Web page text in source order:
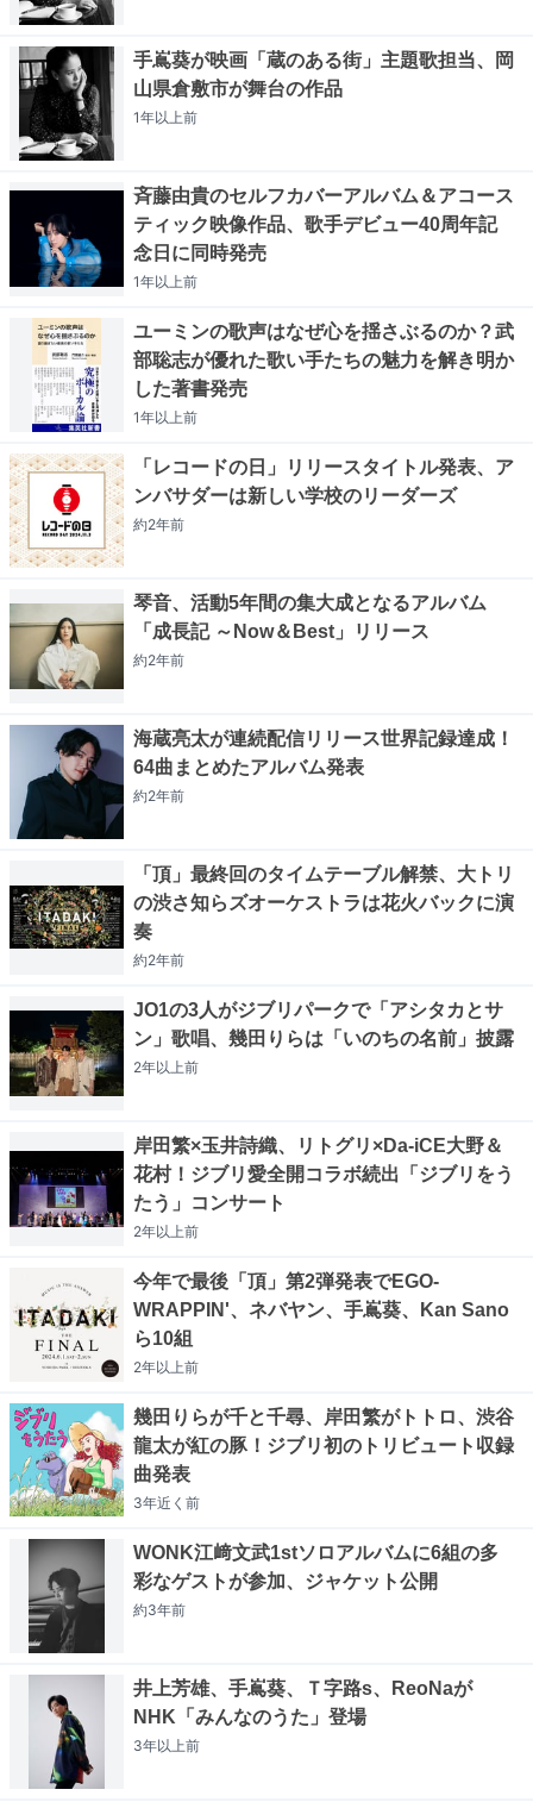
手嶌葵が映画「蔵のある街」主題歌担当、岡
山県倉敷市が舞台の作品
1年以上前
斉藤由貴のセルフカバーアルバム＆アコース
ティック映像作品、歌手デビュー40周年記
念日に同時発売
1年以上前
ユーミンの歌声はなぜ心を揺さぶるのか？武
部聡志が優れた歌い手たちの魅力を解き明か
した著書発売
1年以上前
「レコードの日」リリースタイトル発表、ア
ンバサダーは新しい学校のリーダーズ
約2年前
琴音、活動5年間の集大成となるアルバム
「成長記 ～Now＆Best」リリース
約2年前
海蔵亮太が連続配信リリース世界記録達成！
64曲まとめたアルバム発表
約2年前
「頂」最終回のタイムテーブル解禁、大トリ
の渋さ知らズオーケストラは花火バックに演
奏
約2年前
JO1の3人がジブリパークで「アシタカとサ
ン」歌唱、幾田りらは「いのちの名前」披露
2年以上前
岸田繁×玉井詩織、リトグリ×Da-iCE大野＆
花村！ジブリ愛全開コラボ続出「ジブリをう
たう」コンサート
2年以上前
今年で最後「頂」第2弾発表でEGO-
WRAPPIN'、ネバヤン、手嶌葵、Kan Sano
ら10組
2年以上前
幾田りらが千と千尋、岸田繁がトトロ、渋谷
龍太が紅の豚！ジブリ初のトリビュート収録
曲発表
3年近く 前
WONK江﨑文武1stソロアルバムに6組の多
彩なゲストが参加、ジャケット公開
約3年前
井上芳雄、手嶌葵、Ｔ字路s、ReoNaが
NHK「みんなのうた」登場
3年以上前